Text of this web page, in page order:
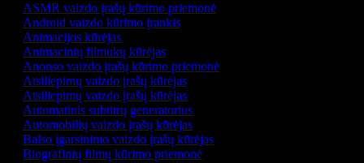
ASMR vaizdo įrašų kūrimo priemonė
Android vaizdo kūrimo įrankis
Animacijos kūrėjas
Animacinių filmukų kūrėjas
Anonso vaizdo įrašų kūrimo priemonė
Atsiliepimų vaizdo įrašų kūrėjas
Atsiliepimų vaizdo įrašų kūrėjas
Automatinis subtitrų generatorius
Automobilių vaizdo įrašų kūrėjas
Balso įgarsinimo vaizdo įrašų kūrėjas
Biografinių filmų kūrimo priemonė